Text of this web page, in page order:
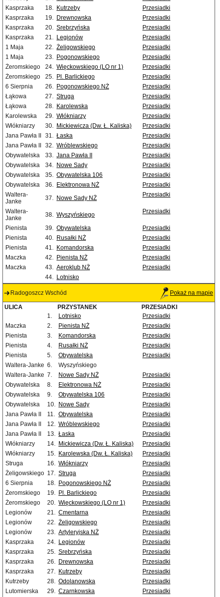
Kasprzaka
18. Kutrzeby
Przesiadki
Kasprzaka
19. Drewnowska
Przesiadki
Kasprzaka
20. Srebrzyńska
Przesiadki
Kasprzaka
21. Legionów
Przesiadki
1 Maja
22. Żeligowskiego
Przesiadki
1 Maja
23. Pogonowskiego
Przesiadki
Żeromskiego
24. Więckowskiego (LO nr 1)
Przesiadki
Żeromskiego
25. Pl. Barlickiego
Przesiadki
6 Sierpnia
26. Pogonowskiego NŻ
Przesiadki
Łąkowa
27. Struga
Przesiadki
Łąkowa
28. Karolewska
Przesiadki
Karolewska
29. Włókniarzy
Przesiadki
Włókniarzy
30. Mickiewicza (Dw. Ł. Kaliska)
Przesiadki
Jana Pawła II
31. Łaska
Przesiadki
Jana Pawła II
32. Wróblewskiego
Przesiadki
Obywatelska
33. Jana Pawła II
Przesiadki
Obywatelska
34. Nowe Sady
Przesiadki
Obywatelska
35. Obywatelska 106
Przesiadki
Obywatelska
36. Elektronowa NŻ
Przesiadki
Waltera-
Janke
37. Nowe Sady NŻ Przesiadki
Waltera-
Janke
38. Wyszyńskiego Przesiadki
Pienista 39. Obywatelska
Przesiadki
Pienista
40. Rusałki NŻ
Przesiadki
Pienista
41. Komandorska
Przesiadki
Maczka
42. Pienista NŻ
Przesiadki
Maczka
43. Aeroklub NŻ
Przesiadki
44. Lotnisko
Radogoszcz Wschód Pokaż na mapie
ULICA PRZYSTANEK
PRZESIADKI
1.
Lotnisko
Przesiadki
Maczka
2. Pienista NŻ
Przesiadki
Pienista
3. Komandorska
Przesiadki
Pienista
4. Rusałki NŻ
Przesiadki
Pienista
5. Obywatelska
Przesiadki
Waltera-Janke 6.
Wyszyńskiego
Waltera-Janke 7. Nowe Sady NŻ
Przesiadki
Obywatelska
8. Elektronowa NŻ
Przesiadki
Obywatelska
9. Obywatelska 106
Przesiadki
Obywatelska
10. Nowe Sady
Przesiadki
Jana Pawła II
11. Obywatelska
Przesiadki
Jana Pawła II
12. Wróblewskiego
Przesiadki
Jana Pawła II
13. Łaska
Przesiadki
Włókniarzy
14. Mickiewicza (Dw. Ł. Kaliska)
Przesiadki
Włókniarzy
15. Karolewska (Dw. Ł. Kaliska)
Przesiadki
Struga
16. Włókniarzy
Przesiadki
Żeligowskiego 17. Struga
Przesiadki
6 Sierpnia
18. Pogonowskiego NŻ
Przesiadki
Żeromskiego
19. Pl. Barlickiego
Przesiadki
Żeromskiego
20. Więckowskiego (LO nr 1)
Przesiadki
Legionów
21. Cmentarna
Przesiadki
Legionów
22. Żeligowskiego
Przesiadki
Legionów
23. Artyleryjska NŻ
Przesiadki
Kasprzaka
24. Legionów
Przesiadki
Kasprzaka
25. Srebrzyńska
Przesiadki
Kasprzaka
26. Drewnowska
Przesiadki
Kasprzaka
27. Kutrzeby
Przesiadki
Kutrzeby
28. Odolanowska
Przesiadki
Lutomierska
29. Czarnkowska Przesiadki